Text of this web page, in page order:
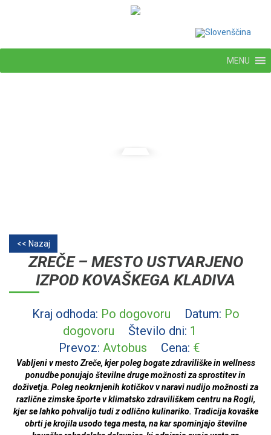
MENU
<< Nazaj
ZREČE – MESTO USTVARJENO
IZPOD KOVAŠKEGA KLADIVA
Kraj odhoda: Po dogovoru Datum: Po
dogovoru
Število dni: 1
Prevoz: Avtobus Cena: €
Vabljeni v mesto Zreče, kjer poleg bogate zdraviliške in wellness
ponudbe ponujajo številne druge možnosti za sprostitev in
doživetja. Poleg neokrnjenih kotičkov v naravi nudijo možnosti za
različne zimske športe v klimatsko zdraviliškem centru na Rogli,
kjer se lahko pohvalijo tudi z odlično kulinariko. Tradicija kovaške
obrti je krojila usodo tega mesta, na kar spominjajo številne